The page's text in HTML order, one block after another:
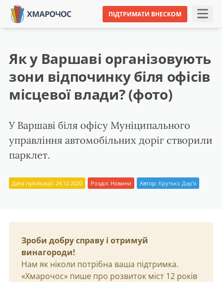
ПІДТРИМАТИ ВНЕСКОМ
Як у Варшаві організовують
зони відпочинку біля офісів
місцевої влади? (фото)
У Варшаві біля офісу Муніципального
управління автомобільних доріг створили
парклет.
Дата публікації: 24.12.2020 Розділ: Новини Автор: Крутько Дар'я
Зроби добру справу і отримуй
винагороди!
Нам як ніколи потрібна ваша підтримка.
«Хмарочос» пише про розвиток міст 12 років